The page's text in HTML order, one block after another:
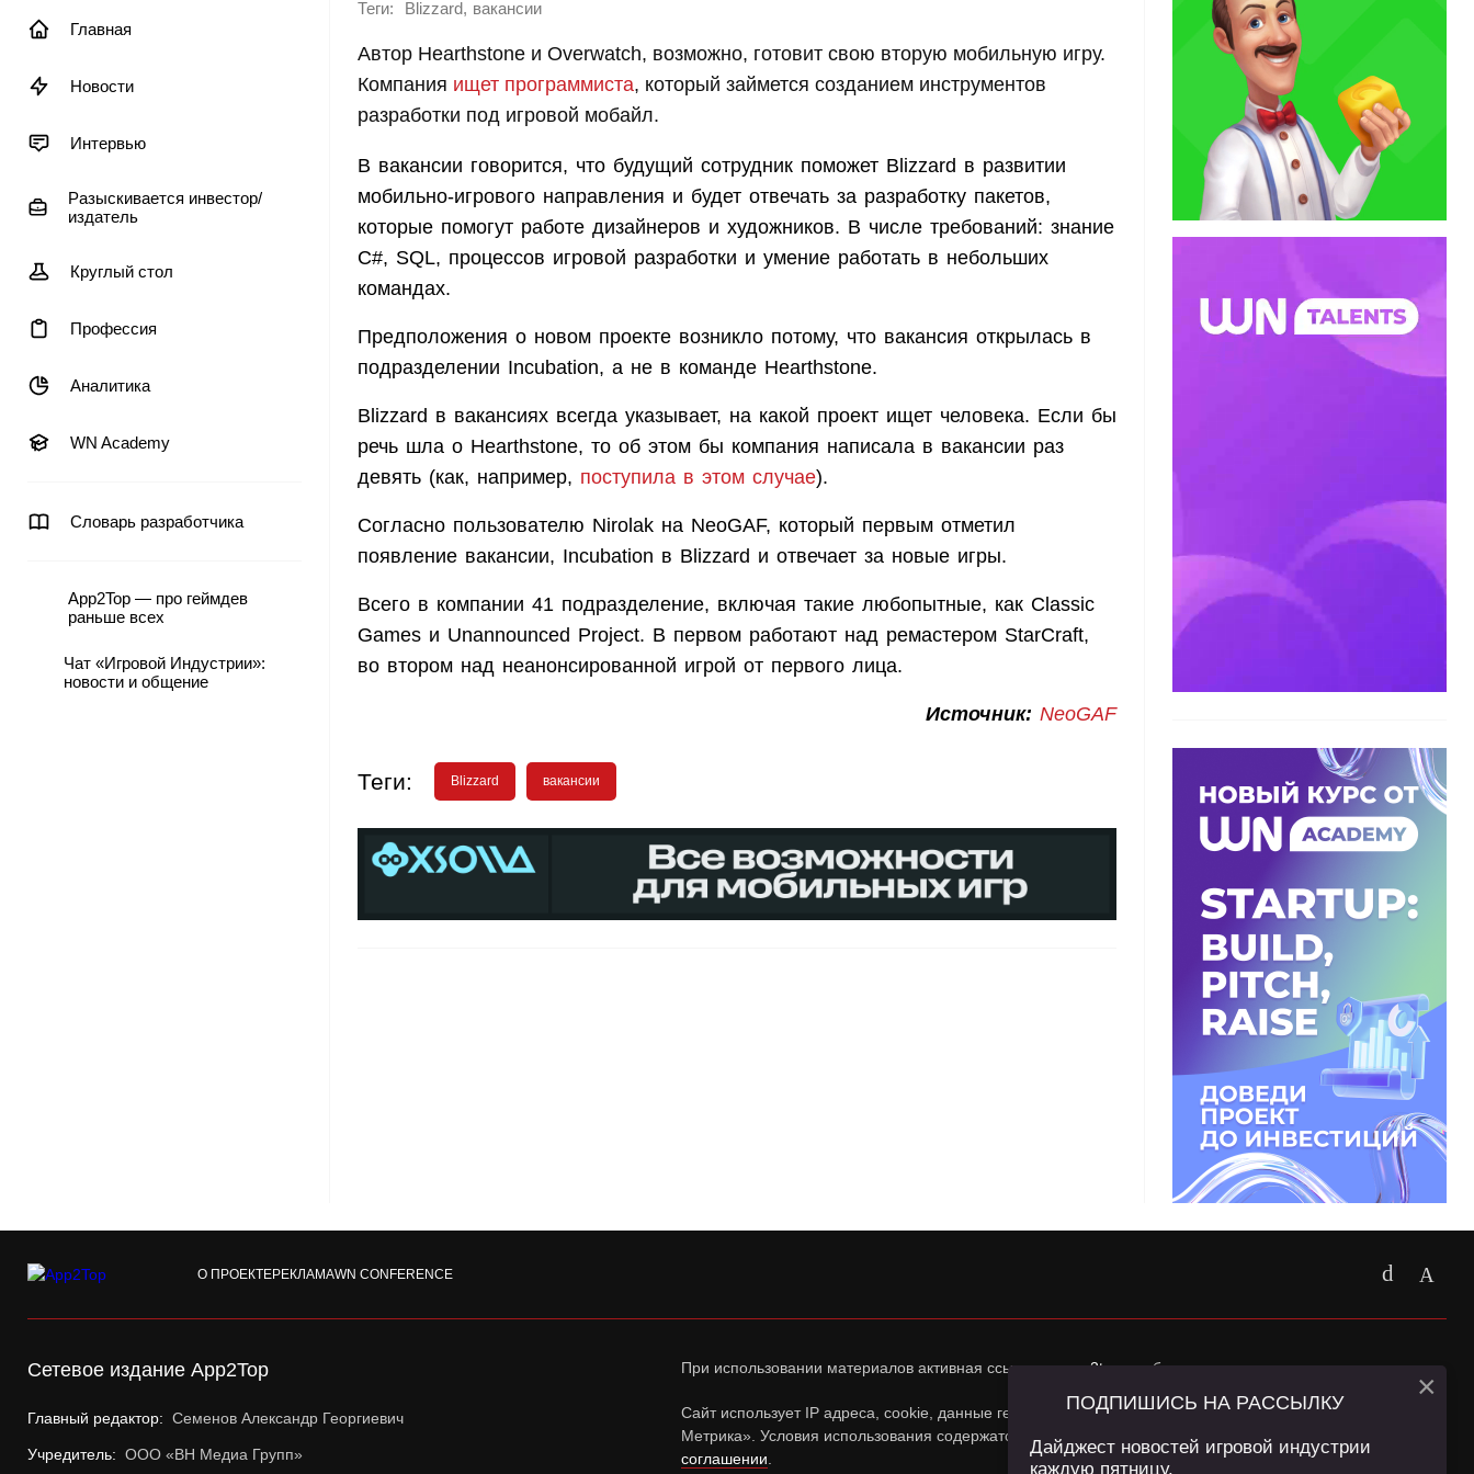
Главная
Новости
Интервью
Разыскивается инвестор/
издатель
Круглый стол
Профессия
Аналитика
WN Academy
Словарь разработчика
App2Top — про геймдев
раньше всех
Чат «Игровой Индустрии»:
новости и общение
Теги: Blizzard, вакансии
Автор Hearthstone и Overwatch, возможно, готовит свою вторую мобильную игру.
Компания ищет программиста, который займется созданием инструментов
разработки под игровой мобайл.
В вакансии говорится, что будущий сотрудник поможет Blizzard в развитии
мобильно-игрового направления и будет отвечать за разработку пакетов,
которые помогут работе дизайнеров и художников. В числе требований: знание
C#, SQL, процессов игровой разработки и умение работать в небольших
командах.
Предположения о новом проекте возникло потому, что вакансия открылась в
подразделении Incubation, а не в команде Hearthstone.
Blizzard в вакансиях всегда указывает, на какой проект ищет человека. Если бы
речь шла о Hearthstone, то об этом бы компания написала в вакансии раз
девять (как, например, поступила в этом случае).
Согласно пользователю Nirolak на NeoGAF, который первым отметил
появление вакансии, Incubation в Blizzard и отвечает за новые игры.
Всего в компании 41 подразделение, включая такие любопытные, как Classic
Games и Unannounced Project. В первом работают над ремастером StarСraft,
во втором над неанонсированной игрой от первого лица.
Источник: NeoGAF
Теги: Blizzard вакансии
О ПРОЕКТЕРЕКЛАМАWN CONFERENCE
Сетевое издание App2Top
Главный редактор: Семенов Александр Георгиевич
Учредитель: ООО «ВН Медиа Групп»
При использовании материалов активная ссылка наapp2top.ruобязательна.
Сайт использует IP адреса, cookie, данные геолокации Пользователей сайта и сервис «Яндекс
Метрика». Условия использования содержатся в
Политике конфиденциальностии
соглашении
ПОДПИШИСЬ НА РАССЫЛКУ
Дайджест новостей игровой индустрии
каждую пятницу.
×